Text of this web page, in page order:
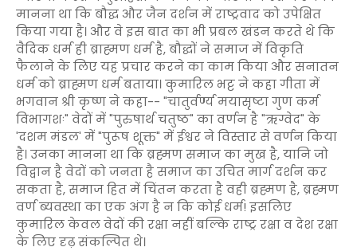
मानना था कि बौद्ध और जैन दर्शन में राष्ट्रवाद को उपेक्षित
किया गया है। और वे इस बात का भी प्रबल खंडन करते थे कि
वैदिक धर्म ही ब्राह्मण धर्म है, बौद्धों ने समाज में विकृति
फैलाने के लिए यह प्रचार करने का काम किया और सनातन
धर्म को ब्राह्मण धर्म बताया। कुमारिल भट्ट ने कहा गीता में
भगवान श्री कृष्ण ने कहा-- "चातुर्वर्ण्य मयासृष्टा गुण कर्म
विभागशः" वेदों में "पुरुषार्थ चतुष्ठ" का वर्णन है "ऋग्वेद" के
'दशम मंडल' में "पुरूष शूक्त" में ईश्वर ने विस्तार से वर्णन किया
है। उनका मानना था कि ब्रह्मण समाज का मुख है, यानि जो
विद्वान है वेदों को जनता है समाज का उचित मार्ग दर्शन कर
सकता है, समाज हित में चिंतन करता है वही ब्रह्मण है, ब्रह्मण
वर्ण ब्यवस्था का एक अंग है न कि कोई धर्म! इसलिए
कुमारिल केवल वेदों की रक्षा नहीं बल्कि राष्ट्र रक्षा व देश रक्षा
के लिए दृढ़ संकल्पित थे।